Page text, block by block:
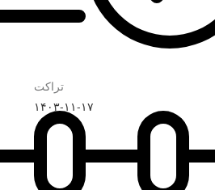
تراکت
۱۴۰۳-۱۱-۱۷